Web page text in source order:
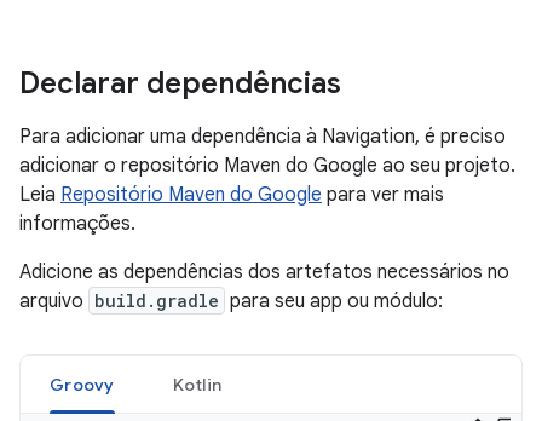
Declarar dependências
Para adicionar uma dependência à Navigation, é preciso
adicionar o repositório Maven do Google ao seu projeto.
Leia Repositório Maven do Google para ver mais
informações.
Adicione as dependências dos artefatos necessários no
arquivo build.gradle para seu app ou módulo:
Groovy Kotlin